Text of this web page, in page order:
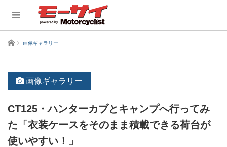
ホーム 画像ギャラリー
画像ギャラリー
CT125・ハンターカブとキャンプへ行ってみ
た「衣装ケースをそのまま積載できる荷台が
使いやすい！」